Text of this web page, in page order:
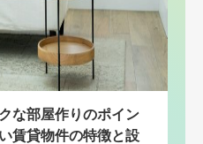
な部屋作りのポイン
賃貸物件の特徴と設